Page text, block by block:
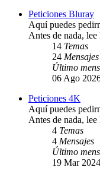
Peticiones Bluray
Aquí puedes
Antes de nada,
14 Temas
24 Mensajes
Último
06 Ago
Peticiones 4K
Aquí puedes
Antes de nada,
4 Temas
4 Mensajes
Último
19 Mar